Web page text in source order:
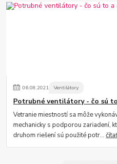
06.08.2021 Ventilátory
Potrubné ventilátory - čo sú
Vetranie miestností sa môže
mechanicky s podporou zariadení,
druhom riešení sú použité potr...